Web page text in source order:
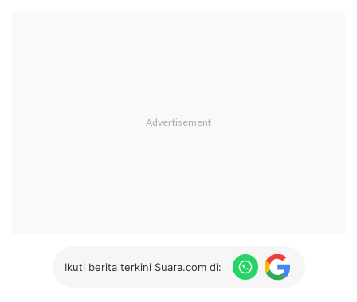
Ikuti berita terkini Suara.com di: